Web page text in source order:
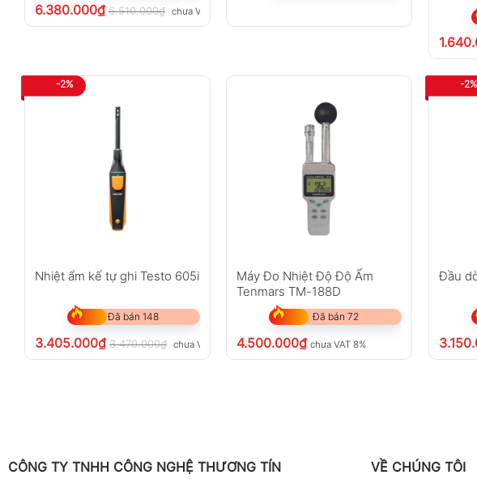
6.380.000₫ 6.510.000₫ chưa VAT 8%
-2%
Nhiệt ẩm kế tự ghi Testo 605i
Đã bán 148
3.405.000₫ 3.470.000₫ chưa VAT 8%
Máy Đo Nhiệt Độ Độ Ẩm
Tenmars TM-188D
Đã bán 72
4.500.000₫ chưa VAT 8%
-2%
Đầu
CÔNG TY TNHH CÔNG NGHỆ THƯƠNG TÍN VỀ CHÚNG TÔI